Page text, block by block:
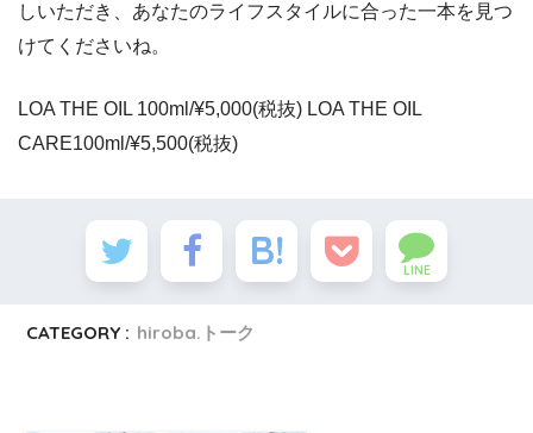
しいただき、あなたのライフスタイルに合った一本を見つ
けてくださいね。
LOA THE OIL 100ml/¥5,000(税抜) LOA THE OIL
CARE100ml/¥5,500(税抜)
LINE
CATEGORY : hiroba.トーク